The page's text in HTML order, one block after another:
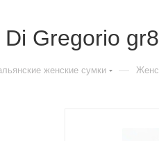
Di Gregorio
женские сумки —